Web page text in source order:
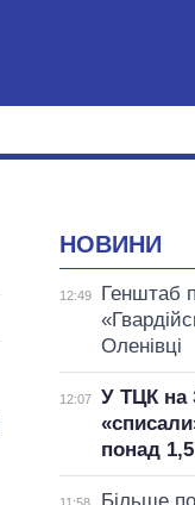
НОВИНИ
12:49
Генштаб
Оленівці
12:07
У ТЦК на
понад 1,5
11:58
Більше